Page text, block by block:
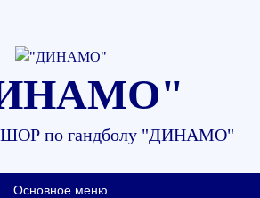
по гандболу "ДИНАМО"
Основное меню